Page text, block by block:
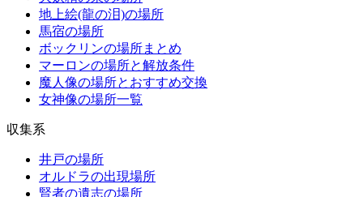
地上絵(龍の泪)の場所
馬宿の場所
ボックリンの場所まとめ
マーロンの場所と解放条件
魔人像の場所とおすすめ交換
女神像の場所一覧
収集系
井戸の場所
オルドラの出現場所
賢者の遺志の場所